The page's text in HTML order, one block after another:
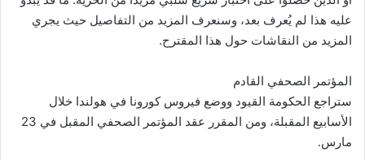
عليه هذا لم يُعرف بعد، وسنعرف المزيد من التفاصيل حيث يجري
المزيد من النقاشات حول هذا المقترح.
المؤتمر الصحفي القادم
ستراجع الحكومة القيود ووضع فيروس كورونا في هولندا خلال
الأسابيع المقبلة، ومن المقرر عقد المؤتمر الصحفي المقبل في 23
مارس.